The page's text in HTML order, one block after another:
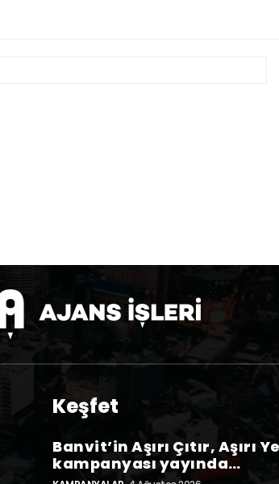
Keşfet
Banvit’in Aşırı Çıtır, Aşırı
kampanyası yayında…